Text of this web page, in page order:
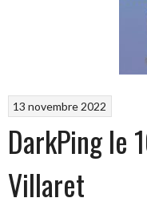
13 novembre 2022
DarkPing le
Villaret